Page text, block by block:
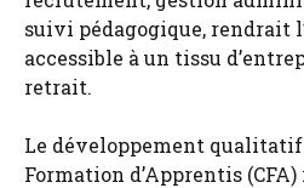
suivi pédagogique, rendrait
accessible à un tissu
retrait.
Le développement qualitatif
Formation d’Apprentis